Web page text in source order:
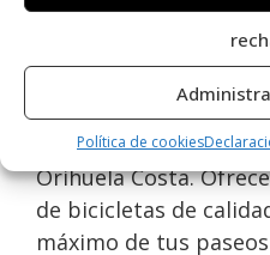
Política de cookies
bicicleta. ¡No dudes
para una experiencia
Halloscooteres uno
especialistas en
Orihuela Costa.
de bicicletas de
máximo de tus